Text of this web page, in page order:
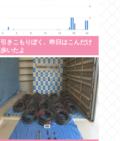
引きこもりぼく、昨日はこんだけ
歩いたよ